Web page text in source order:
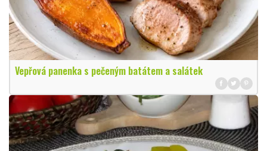
Vepřová panenka s pečeným batátem a salátek